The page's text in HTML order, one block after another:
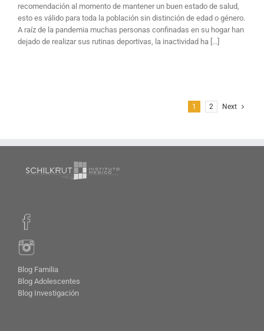
recomendación al momento de mantener un buen estado de salud,
esto es válido para toda la población sin distinción de edad o género.
A raíz de la pandemia muchas personas confinadas en su hogar han
dejado de realizar sus rutinas deportivas, la inactividad ha [...]
1 2 Next
Blog Familia
Blog Adolescentes
Blog Investigación